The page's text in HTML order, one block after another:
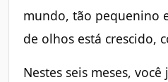
mundo, tão pequenino
de olhos está crescido,
Nestes seis meses,